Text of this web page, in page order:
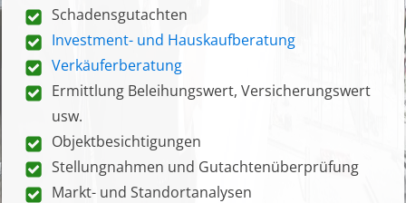
Schadensgutachten
Investment- und Hauskaufberatung
Verkäuferberatung
Ermittlung Beleihungswert, Versicherungswert
usw.
Objektbesichtigungen
Stellungnahmen und Gutachtenüberprüfung
Markt- und Standortanalysen